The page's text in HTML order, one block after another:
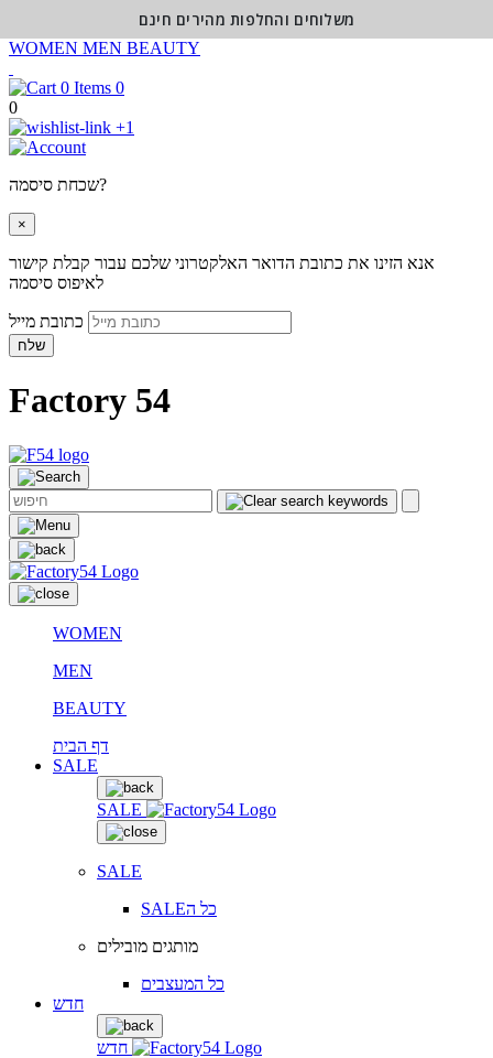
WOMEN MEN BEAUTY
0
0
+1
שכחת סיסמה?
×
אנא הזינו את כתובת הדואר האלקטרוני שלכם עבור קבלת קישור
לאיפוס סיסמה
שלח
Factory 54
WOMEN
MEN
BEAUTY
דף הבית
SALE
SALE
SALE
SALEכל ה
מותגים מובילים
כל המעצבים
חדש
חדש
משלוחים והחלפות מהירים חינם